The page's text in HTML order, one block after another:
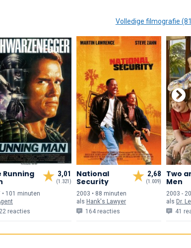
Volledige filmografie
3,01
(1.321)
Running
• 101 minuten
reacties
2,68
(1.009)
National
Security
2003 • 88 minuten
als Hank's Lawyer
164 reacties
Two
Men
2003 -
als Dr.
41